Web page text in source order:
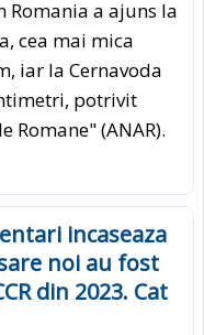
Romania a ajuns la
cea mai mica
iar la Cernavoda
potrivit
(ANAR).
incaseaza
noi au fost
din 2023. Cat